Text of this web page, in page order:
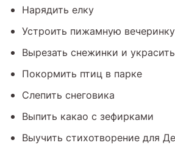
Нарядить елку
Устроить пижамную вечеринку
Вырезать снежинки и
Покормить птиц в парке
Слепить снеговика
Выпить какао с зефирками
Выучить стихотворение для